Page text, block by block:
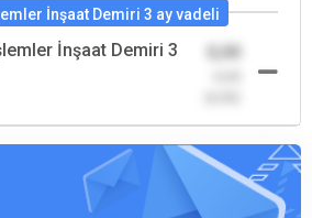
İnşaat Demiri 3 ay vadeli
İnşaat Demiri 3
0,00